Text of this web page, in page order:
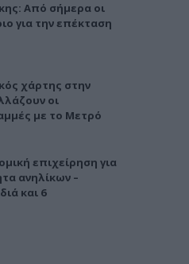
Από σήμερα οι
για την επέκταση
χάρτης στην
οι
με το Μετρό
επιχείρηση για
ανηλίκων –
και 6